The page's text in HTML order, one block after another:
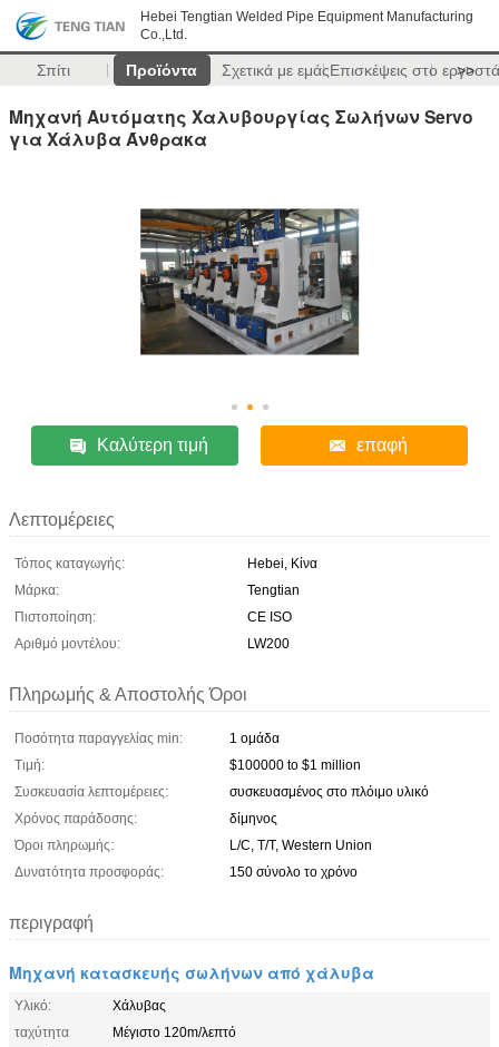
Hebei Tengtian Welded Pipe Equipment Manufacturing
Co.,Ltd.
Σπίτι Προϊόντα Σχετικά με εμάςΕπισκέψεις στο >>
Μηχανή Αυτόματης Χαλυβουργίας Σωλήνων Servo
για Χάλυβα Άνθρακα
Καλύτερη τιμή επαφή
Λεπτομέρειες
Τόπος καταγωγής:
Hebei, Κίνα
Μάρκα:
Tengtian
Πιστοποίηση:
CE ISO
Αριθμό μοντέλου:
LW200
Πληρωμής & Αποστολής Όροι
Ποσότητα παραγγελίας min:
1 ομάδα
Τιμή:
$100000 to $1 million
Συσκευασία λεπτομέρειες:
συσκευασμένος στο πλόιμο υλικό
Χρόνος παράδοσης:
δίμηνος
Όροι πληρωμής:
L/C, T/T, Western Union
Δυνατότητα προσφοράς:
150 σύνολο το χρόνο
περιγραφή
Μηχανή κατασκευής σωλήνων από χάλυβα
Υλικό:
Χάλυβας
ταχύτητα
Μέγιστο 120m/λεπτό